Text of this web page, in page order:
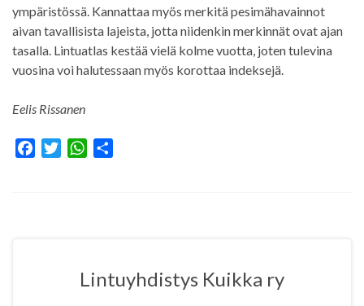
ympäristössä. Kannattaa myös merkitä pesimähavainnot
aivan tavallisista lajeista, jotta niidenkin merkinnät ovat ajan
tasalla. Lintuatlas kestää vielä kolme vuotta, joten tulevina
vuosina voi halutessaan myös korottaa indeksejä.
Eelis Rissanen
W
p
Lintuyhdistys Kuikka ry